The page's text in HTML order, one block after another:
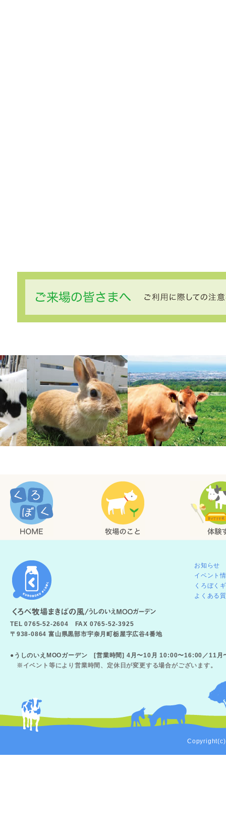
TEL 0765-52-2604 FAX 0765-52-3925
〒938-0864 富山県黒部市宇奈月町栃屋字広谷4番地
お知らせ
イベント
くろぼく
よくある
●うしのいえMOOガーデン [営業時間] 4月〜10月 10:00〜16:00／11
※イベント等により営業時間、定休日が変更する場合がございます。